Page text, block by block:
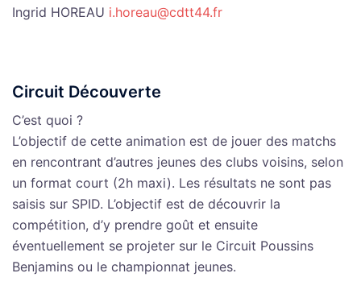
Ingrid HOREAU i.horeau@cdtt44.fr
Circuit Découverte
C’est quoi ?
L’objectif de cette animation est de jouer des matchs
en rencontrant d’autres jeunes des clubs voisins, selon
un format court (2h maxi). Les résultats ne sont pas
saisis sur SPID. L’objectif est de découvrir la
compétition, d’y prendre goût et ensuite
éventuellement se projeter sur le Circuit Poussins
Benjamins ou le championnat jeunes.